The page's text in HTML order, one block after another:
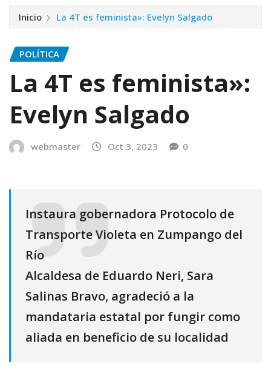
Inicio La 4T es feminista»: Evelyn Salgado
POLÍTICA
La 4T es feminista»:
Evelyn Salgado
webmaster Oct 3, 2023 0
Instaura gobernadora Protocolo de
Transporte Violeta en Zumpango del
Río
Alcaldesa de Eduardo Neri, Sara
Salinas Bravo, agradeció a la
mandataria estatal por fungir como
aliada en beneficio de su localidad